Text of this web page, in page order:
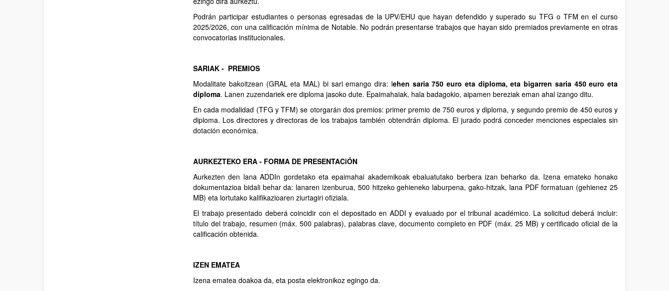
Podrán participar estudiantes o personas egresadas de la UPV/EHU que hayan defendido y superado su TFG o TFM en el curso
2025/2026, con una calificación mínima de Notable. No podrán presentarse trabajos que hayan sido premiados previamente en otras
convocatorias institucionales.
SARIAK - PREMIOS
Modalitate bakoitzean (GRAL eta MAL) bi sari emango dira: lehen saria 750 euro eta diploma, eta bigarren saria 450 euro eta
diploma. Lanen zuzendariek ere diploma jasoko dute. Epaimahaiak, hala badagokio, aipamen bereziak eman ahal izango ditu.
En cada modalidad (TFG y TFM) se otorgarán dos premios: primer premio de 750 euros y diploma, y segundo premio de 450 euros y
diploma. Los directores y directoras de los trabajos también obtendrán diploma. El jurado podrá conceder menciones especiales sin
dotación económica.
AURKEZTEKO ERA - FORMA DE PRESENTACiÓN
Aurkezten den lana ADDIn gordetako eta epaimahai akademikoak ebaluatutako berbera izan beharko da. Izena emateko honako
dokumentazioa bidali behar da: lanaren izenburua, 500 hitzeko gehieneko laburpena, gako-hitzak, lana PDF formatuan (gehienez 25
MB) eta lortutako kalifikazioaren ziurtagiri ofiziala.
El trabajo presentado deberá coincidir con el depositado en ADDI y evaluado por el tribunal académico. La solicitud deberá incluir:
título del trabajo, resumen (máx. 500 palabras), palabras clave, documento completo en PDF (máx. 25 MB) y certificado oficial de la
calificación obtenida.
IZEN EMATEA
Izena ematea doakoa da, eta posta elektronikoz egingo da.